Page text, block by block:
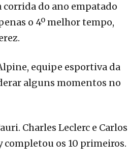
corrida do ano empatado
o 4º melhor tempo,
equipe esportiva da
alguns momentos no
Charles Leclerc e Carlos
completou os 10 primeiros.